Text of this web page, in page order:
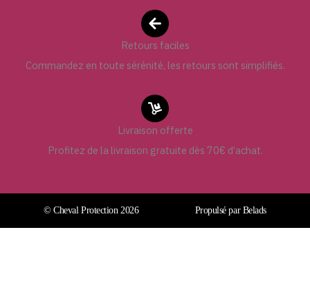
Retours faciles
Commandez en toute sérénité, les retours sont simplifiés.
Livraison offerte
Profitez de la livraison gratuite dès 70€ d’achat.
© Cheval Protection 2026 Propulsé par Belads